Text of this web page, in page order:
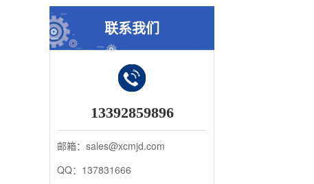
联系我们
13392859896
邮箱：sales@xcmjd.com
QQ：137831666